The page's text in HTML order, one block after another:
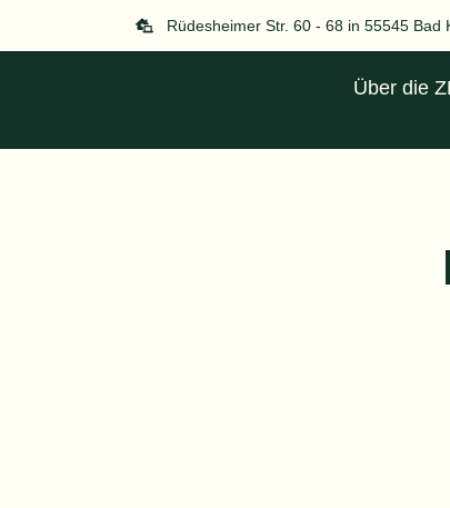
Rüdesheimer Str. 60 - 68 in 55545 Bad
Über die